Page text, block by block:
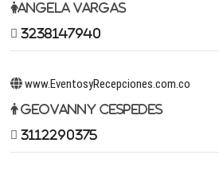
Angela Vargas
3238147940
www.EventosyRecepciones.com.co
Geovanny Cespedes
3112290375